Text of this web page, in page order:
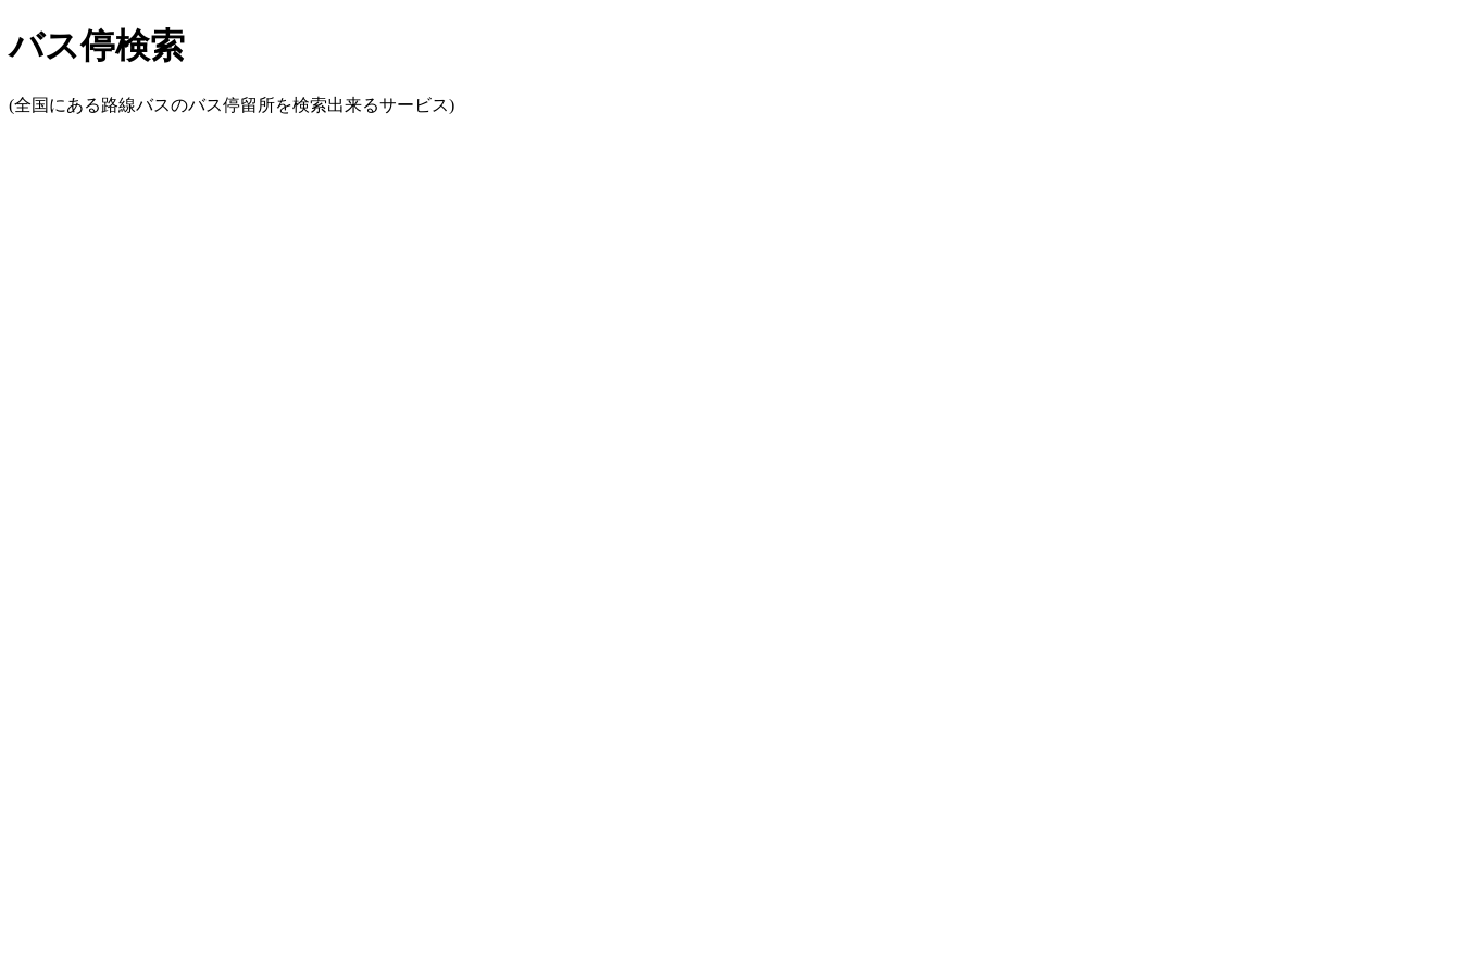
バス停検索
(全国にある路線バスのバス停留所を検索出来るサービス)